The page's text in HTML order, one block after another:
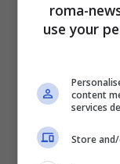
E come
scarseggia
universo
e anche con
le forze in
roma-
use your
content
services
Store